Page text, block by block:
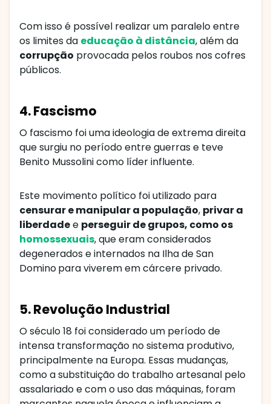
Com isso é possível realizar um paralelo entre
os limites da educação à distância, além da
corrupção provocada pelos roubos nos cofres
públicos.
4. Fascismo
O fascismo foi uma ideologia de extrema direita
que surgiu no período entre guerras e teve
Benito Mussolini como líder influente.
Este movimento político foi utilizado para
censurar e manipular a população, privar a
liberdadee perseguir de grupos, como os
homossexuais, que eram considerados
degenerados e internados na Ilha de San
Dominopara viverem em cárcere privado.
5. Revolução Industrial
O século 18 foi considerado um período de
intensa transformação no sistema produtivo,
principalmente na Europa. Essas mudanças,
como a substituição do trabalho artesanal pelo
assalariado e com o uso das máquinas, foram